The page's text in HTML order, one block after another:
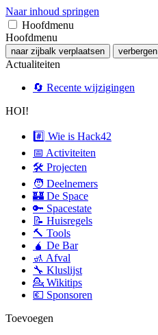
Naar inhoud springen
Hoofdmenu
Hoofdmenu
naar zijbalk verplaatsen verbergen
Actualiteiten
🔄 Recente wijzigingen
HOI!
#️⃣ Wie is Hack42
📅 Activiteiten
🛠 Projecten
🧑 Deelnemers
🏰 De Space
🔑 Spacestate
📝 Huisregels
🔨 Tools
🧉 De Bar
🚮 Afval
🔧 Kluslijst
💁 Wikitips
💶 Sponsoren
Toevoegen